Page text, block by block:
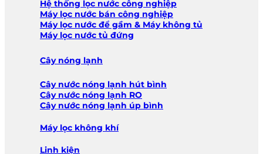
Hệ thống lọc nước công nghiệp
Máy lọc nước bán công nghiệp
Máy lọc nước để gầm & Máy không tủ
Máy lọc nước tủ đứng
Cây nóng lạnh
Cây nước nóng lạnh hút bình
Cây nước nóng lạnh RO
Cây nước nóng lạnh úp bình
Máy lọc không khí
Linh kiện